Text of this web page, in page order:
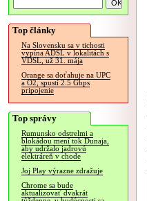
Top články
Na Slovensku sa v tichosti
vypína ADSL v lokalitách s
VDSL, už 31. mája
Orange sa doťahuje na UPC
a O2, spustí 2.5 Gbps
pripojenie
Top správy
Rumunsko odstrelmi a
blokádou mení tok Dunaja,
aby udržalo jadrovú
elektráreň v chode
Joj Play výrazne zdražuje
Chrome sa bude
aktualizovať dvakrát